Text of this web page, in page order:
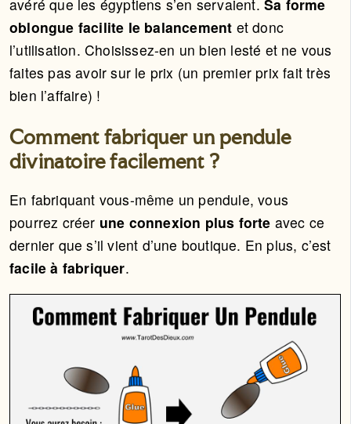
avéré que les égyptiens s’en servaient.Sa forme
oblongue facilite le balancement et donc
l’utilisation. Choisissez-en un bien lesté et ne vous
faites pas avoir sur le prix (un premier prix fait très
bien l’affaire) !
Comment fabriquer un pendule
divinatoire facilement ?
En fabriquant vous-même un pendule, vous
pourrez créer une connexion plus forte avec ce
dernier que s’il vient d’une boutique. En plus, c’est
facile à fabriquer.